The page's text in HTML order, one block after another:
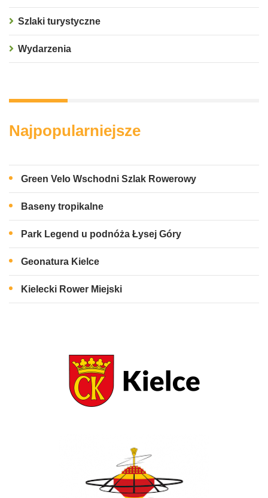
Szlaki turystyczne
Wydarzenia
Najpopularniejsze
Green Velo Wschodni Szlak Rowerowy
Baseny tropikalne
Park Legend u podnóża Łysej Góry
Geonatura Kielce
Kielecki Rower Miejski